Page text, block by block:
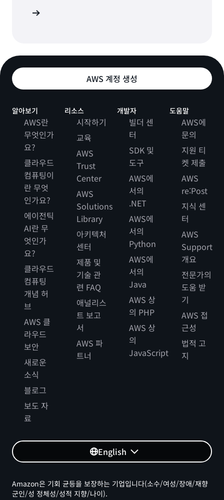
AWS 계정 생성
알아보기
AWS란
무엇인가
요?
클라우드
컴퓨팅이
란 무엇
인가요?
에이전틱
AI란 무
엇인가
요?
클라우드
컴퓨팅
개념 허
브
AWS 클
라우드
보안
새로운
소식
블로그
보도 자
료
리소스
시작하기
교육
AWS
Trust
Center
AWS
Solutions
Library
아키텍처
센터
제품 및
기술 관
련 FAQ
애널리스
트 보고
서
AWS 파
트너
개발자
빌더 센
터
SDK 및
도구
AWS에
서의
.NET
AWS에
서의
Python
AWS에
서의
Java
AWS 상
의 PHP
AWS 상
의
JavaScript
도움말
AWS에
문의
지원 티
켓 제출
AWS
re:Post
지식 센
터
AWS
Support
개요
전문가의
도움 받
기
AWS 접
근성
법적 고
지
English
Amazon은 기회 균등을 보장하는 기업입니다(소수/여성/장애/재향
군인/성 정체성/성적 지향/나이).